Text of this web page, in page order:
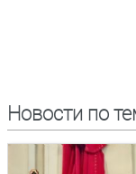
Новости по